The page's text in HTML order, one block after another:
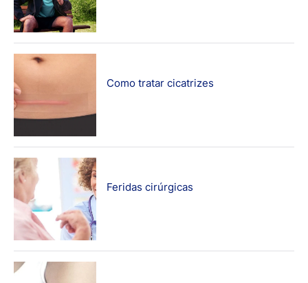
Como tratar cicatrizes
Feridas cirúrgicas